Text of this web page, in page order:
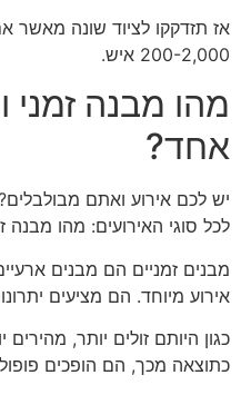
אז תזדקקו לציוד שונה מאשר
200-2,000 איש.
מהו מבנה זמני
אחד?
יש לכם אירוע ואתם
לכל סוגי האירועים: מהו מבנה
מבנים זמניים הם מבנים
אירוע מיוחד. הם מציעים
כגון היותם זולים יותר,
כתוצאה מכך, הם הופכים